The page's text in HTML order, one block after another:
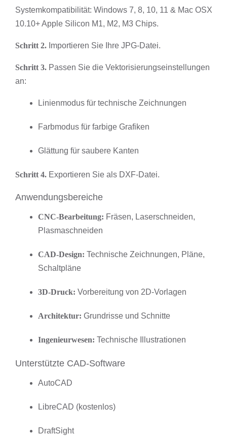
Systemkompatibilität: Windows 7, 8, 10, 11 & Mac OSX
10.10+ Apple Silicon M1, M2, M3 Chips.
Schritt 2. Importieren Sie Ihre JPG-Datei.
Schritt 3. Passen Sie die Vektorisierungseinstellungen
an:
Linienmodus für technische Zeichnungen
Farbmodus für farbige Grafiken
Glättung für saubere Kanten
Schritt 4. Exportieren Sie als DXF-Datei.
Anwendungsbereiche
CNC-Bearbeitung: Fräsen, Laserschneiden,
Plasmaschneiden
CAD-Design: Technische Zeichnungen, Pläne,
Schaltpläne
3D-Druck: Vorbereitung von 2D-Vorlagen
Architektur: Grundrisse und Schnitte
Ingenieurwesen: Technische Illustrationen
Unterstützte CAD-Software
AutoCAD
LibreCAD (kostenlos)
DraftSight